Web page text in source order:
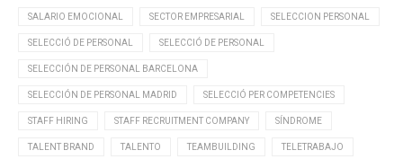
SALARIO EMOCIONAL SECTOR EMPRESARIAL SELECCION PERSONAL
SELECCIÓ DE PERSONAL SELECCIÓ DE PERSONAL
SELECCIÓN DE PERSONAL BARCELONA
SELECCIÓN DE PERSONAL MADRID SELECCIÓ PER COMPETENCIES
STAFF HIRING STAFF RECRUITMENT COMPANY SÍNDROME
TALENT BRAND TALENTO TEAMBUILDING TELETRABAJO